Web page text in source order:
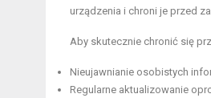
urządzenia i chroni je przed
Aby skutecznie chronić się
Nieujawnianie osobistych
Regularne aktualizowanie